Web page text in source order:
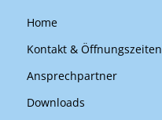
Home
Kontakt & Öffnungszeiten
Ansprechpartner
Downloads